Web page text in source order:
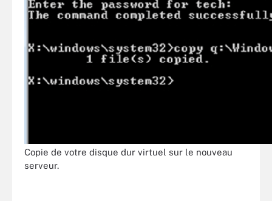
Copie de votre disque dur virtuel sur le nouveau
serveur.